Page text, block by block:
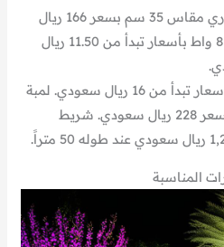
هناك أيضًا شاف لطش ديكوري مقاس 35 سم بسعر 166 ريال
سعودي. لمبات خارجية بقوة 8 واط بأسعار تبدأ من 11.50 ريال
فريم ألمنيوم بقاعدة GU10 بأسعار تبدأ من 16 ريال سعودي. لمبة
المسابح LED بقوة 24 واط بسعر 228 ريال سعودي. شريط
المناسبة